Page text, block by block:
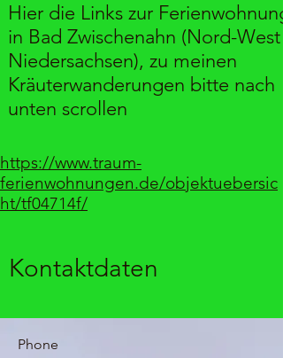
Hier die Links zur Ferienwohnung
in Bad Zwischenahn (Nord-West
Niedersachsen), zu meinen
Kräuterwanderungen bitte nach
unten scrollen
https://www.traum-
ferienwohnungen.de/objektuebersic
ht/tf04714f/
Kontaktdaten
Phone